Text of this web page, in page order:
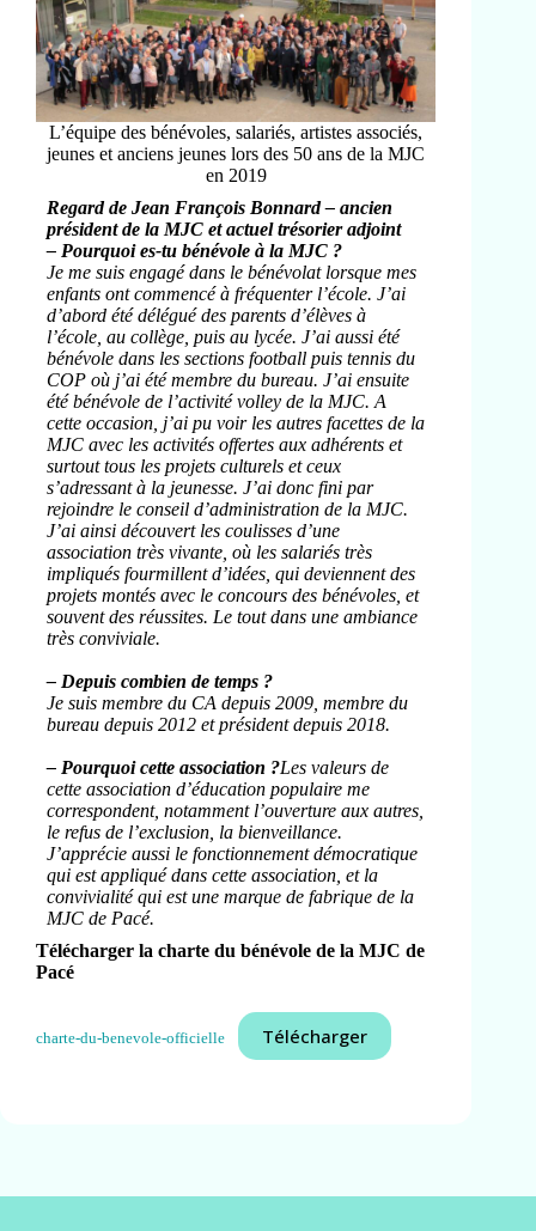
L’équipe des bénévoles, salariés, artistes associés,
jeunes et anciens jeunes lors des 50 ans de la MJC
en 2019
Regard de Jean François Bonnard – ancien
président de la MJC et actuel trésorier adjoint
– Pourquoi es-tu bénévole à la MJC ?
Je me suis engagé dans le bénévolat lorsque mes
enfants ont commencé à fréquenter l’école. J’ai
d’abord été délégué des parents d’élèves à
l’école, au collège, puis au lycée. J’ai aussi été
bénévole dans les sections football puis tennis du
COP où j’ai été membre du bureau. J’ai ensuite
été bénévole de l’activité volley de la MJC. A
cette occasion, j’ai pu voir les autres facettes de la
MJC avec les activités offertes aux adhérents et
surtout tous les projets culturels et ceux
s’adressant à la jeunesse. J’ai donc fini par
rejoindre le conseil d’administration de la MJC.
J’ai ainsi découvert les coulisses d’une
association très vivante, où les salariés très
impliqués fourmillent d’idées, qui deviennent des
projets montés avec le concours des bénévoles, et
souvent des réussites. Le tout dans une ambiance
très conviviale.
– Depuis combien de temps ?
Je suis membre du CA depuis 2009, membre du
bureau depuis 2012 et président depuis 2018.
– Pourquoi cette association ?Les valeurs de
cette association d’éducation populaire me
correspondent, notamment l’ouverture aux autres,
le refus de l’exclusion, la bienveillance.
J’apprécie aussi le fonctionnement démocratique
qui est appliqué dans cette association, et la
convivialité qui est une marque de fabrique de la
MJC de Pacé.
Télécharger la charte du bénévole de la MJC de
Pacé
charte-du-benevole-officielle Télécharger